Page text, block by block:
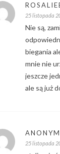
25 listopada
Nie są,
biegania
mnie nie
jeszcze
ale są już
25 listopada